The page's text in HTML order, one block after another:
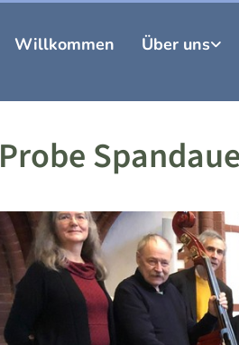
Willkommen Über uns
Probe